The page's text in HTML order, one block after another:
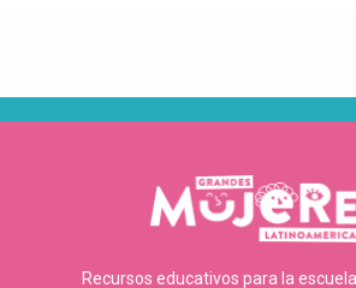
Recursos educativos para la